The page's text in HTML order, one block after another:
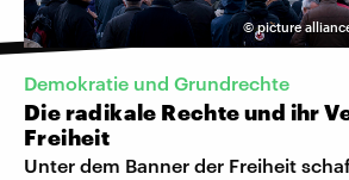
©picture
Demokratie und Grundrechte
Die radikale Rechte und ihr
Freiheit
Unter dem Banner der Freiheit